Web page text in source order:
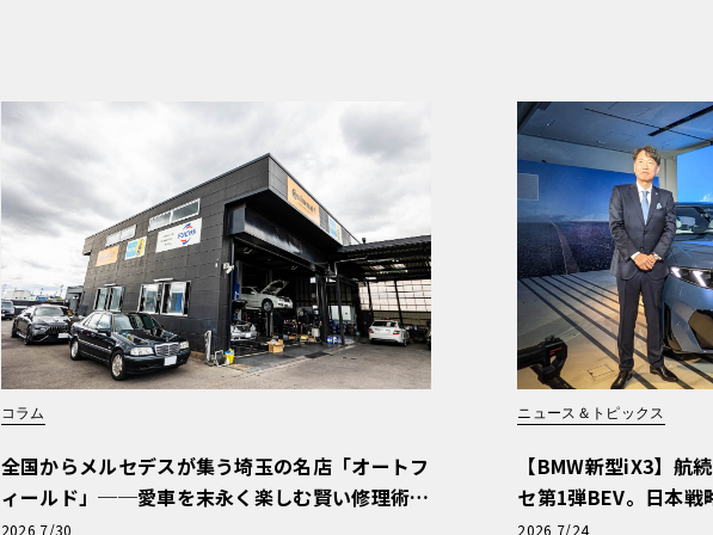
コラム
全国からメルセデスが集う埼玉の名店「オートフ
ィールド」──愛車を末永く楽しむ賢い修理術
と、プロがフックス製オイルを選ぶ理由〈PR〉
2026 7/30
ニュース＆トピックス
【BMW新型iX3】航
セ第1弾BEV。日本戦
ぬける歓び」
2026 7/24